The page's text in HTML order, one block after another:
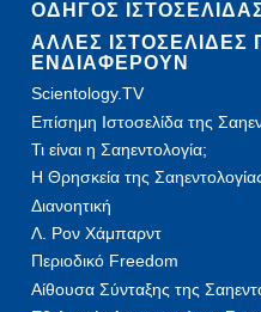
ΟΔΗΓΟΣ
ΑΛΛΕΣ
ΕΝΔΙΑΦΕΡΟΥΝ
Scientology.TV
Επίσημη Ιστοσελίδα της
Τι είναι η Σαηεντολογία;
Η Θρησκεία της
Διανοητική
Λ. Ρον Χάμπαρντ
Περιοδικό Freedom
Αίθουσα Σύνταξης της